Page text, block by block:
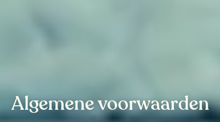
Algemene voorwaarden